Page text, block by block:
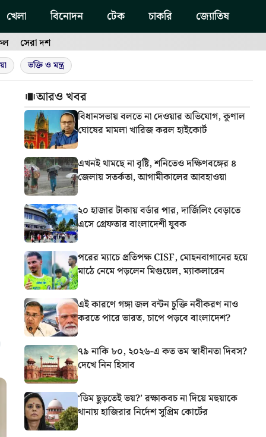
খেলা বিনোদন টেক চাকরি জ্যোতিষ
সেরা দশ
ভক্তি ও মন্ত্র
আরও খবর
বিধানসভায় বলতে না দেওয়ার অভিযোগ, কুণাল
ঘোষের মামলা খারিজ করল হাইকোর্ট
এখনই থামছে না বৃষ্টি, শনিতেও দক্ষিণবঙ্গের ৪
জেলায় সতর্কতা, আগামীকালের আবহাওয়া
২০ হাজার টাকায় বর্ডার পার, দার্জিলিং বেড়াতে
এসে গ্রেফতার বাংলাদেশী যুবক
পরের ম্যাচে প্রতিপক্ষ CISF, মোহনবাগানের হয়ে
মাঠে নেমে পড়লেন মিগুয়েল, ম্যাকলারেন
এই কারণে গঙ্গা জল বন্টন চুক্তি নবীকরণ নাও
করতে পারে ভারত, চাপে পড়বে বাংলাদেশ?
৭৯ নাকি ৮০, ২০২৬-এ কত তম স্বাধীনতা দিবস?
দেখে নিন হিসাব
‘ডিম ছুড়তেই ভয়?’ রক্ষাকবচ না দিয়ে মহুয়াকে
থানায় হাজিরার নির্দেশ সুপ্রিম কোর্টের